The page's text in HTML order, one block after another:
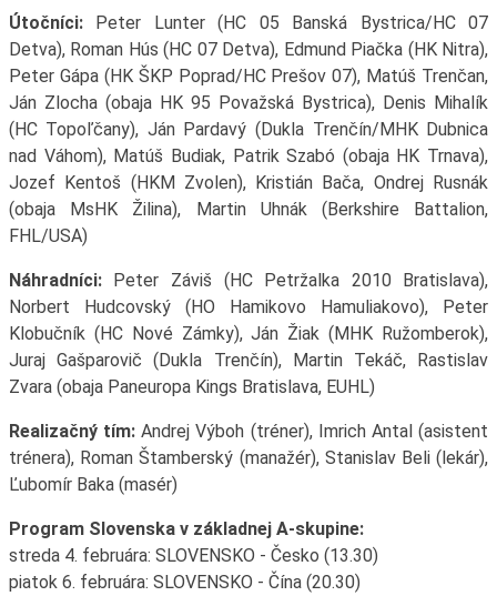
Útočníci:Peter Lunter (HC 05 Banská Bystrica/HC 07
Detva), Roman Hús (HC 07 Detva), Edmund Piačka (HK Nitra),
Peter Gápa (HK ŠKP Poprad/HC Prešov 07), Matúš Trenčan,
Ján Zlocha (obaja HK 95 Považská Bystrica), Denis Mihalík
(HC Topoľčany), Ján Pardavý (Dukla Trenčín/MHK Dubnica
nad Váhom), Matúš Budiak, Patrik Szabó (obaja HK Trnava),
Jozef Kentoš (HKM Zvolen), Kristián Bača, Ondrej Rusnák
(obaja MsHK Žilina), Martin Uhnák (Berkshire Battalion,
FHL/USA)
Náhradníci:Peter Záviš (HC Petržalka 2010 Bratislava),
Norbert Hudcovský (HO Hamikovo Hamuliakovo), Peter
Klobučník (HC Nové Zámky), Ján Žiak (MHK Ružomberok),
Juraj Gašparovič (Dukla Trenčín), Martin Tekáč, Rastislav
Zvara (obaja Paneuropa Kings Bratislava, EUHL)
Realizačný tím: Andrej Výboh (tréner), Imrich Antal (asistent
trénera), Roman Štamberský (manažér), Stanislav Beli (lekár),
Ľubomír Baka (masér)
Program Slovenska v základnej A-skupine:
streda 4. februára: SLOVENSKO - Česko (13.30)
piatok 6. februára: SLOVENSKO - Čína (20.30)